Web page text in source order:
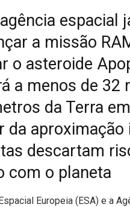
espacial
a missão
o asteroide
a menos de 32
da Terra
da aproximação
descartam
com o planeta
Europeia (ESA) e a